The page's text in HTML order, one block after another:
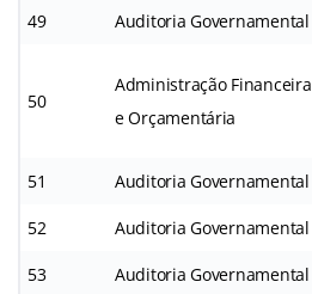
49 Auditoria Governamental
50
Administração Financeira
e Orçamentária
51 Auditoria Governamental
52 Auditoria Governamental
53 Auditoria Governamental